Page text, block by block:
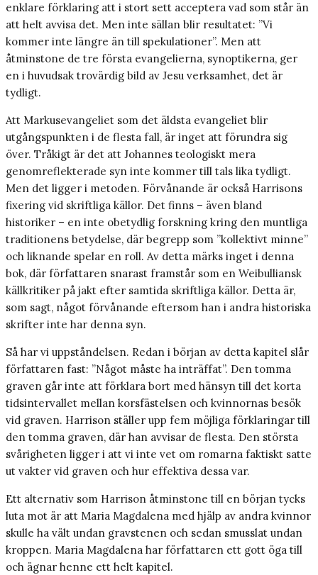
enklare förklaring att i stort sett acceptera vad som står än
att helt avvisa det. Men inte sällan blir resultatet: ”Vi
kommer inte längre än till spekulationer”. Men att
åtminstone de tre första evangelierna, synoptikerna, ger
en i huvudsak trovärdig bild av Jesu verksamhet, det är
tydligt.
Att Markusevangeliet som det äldsta evangeliet blir
utgångspunkten i de flesta fall, är inget att förundra sig
över. Tråkigt är det att Johannes teologiskt mera
genomreflekterade syn inte kommer till tals lika tydligt.
Men det ligger i metoden. Förvånande är också Harrisons
fixering vid skriftliga källor. Det finns – även bland
historiker – en inte obetydlig forskning kring den muntliga
traditionens betydelse, där begrepp som ”kollektivt minne”
och liknande spelar en roll. Av detta märks inget i denna
bok, där författaren snarast framstår som en Weibulliansk
källkritiker på jakt efter samtida skriftliga källor. Detta är,
som sagt, något förvånande eftersom han i andra historiska
skrifter inte har denna syn.
Så har vi uppståndelsen. Redan i början av detta kapitel slår
författaren fast: ”Något måste ha inträffat”. Den tomma
graven går inte att förklara bort med hänsyn till det korta
tidsintervallet mellan korsfästelsen och kvinnornas besök
vid graven. Harrison ställer upp fem möjliga förklaringar till
den tomma graven, där han avvisar de flesta. Den största
svårigheten ligger i att vi inte vet om romarna faktiskt satte
ut vakter vid graven och hur effektiva dessa var.
Ett alternativ som Harrison åtminstone till en början tycks
luta mot är att Maria ­Magdalena med hjälp av andra kvinnor
skulle ha vält undan gravstenen och sedan smusslat undan
kroppen. Maria Magdalena har författaren ett gott öga till
och ägnar henne ett helt kapitel.